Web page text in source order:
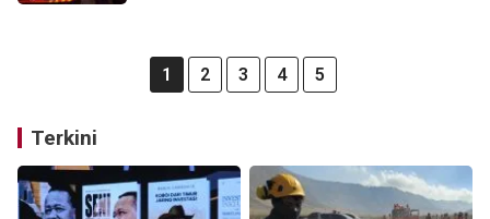
1 2 3 4 5
Terkini